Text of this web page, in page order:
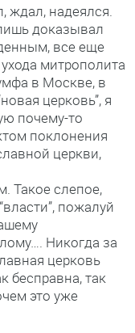
ждал, надеялся.
доказывал
все еще
митрополита
в Москве, в
церковь”, я
почему-то
поклонения
церкви,
Такое слепое,
пожалуй
Никогда за
церковь
бесправна, так
это уже